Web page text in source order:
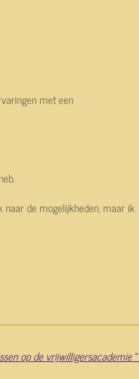
met een
de mogelijkheden, maar ik
op de vrijwilligersacademie»